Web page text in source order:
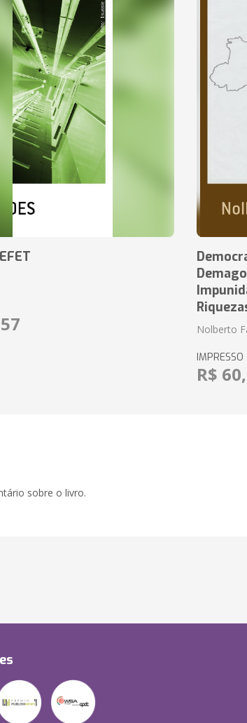
Nolberto
IMPRESSO
R$
sobre o livro.